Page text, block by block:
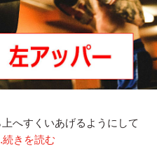
へすくいあげるようにして
続きを読む